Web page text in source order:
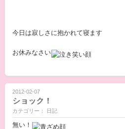
今日は寂しさに抱かれて寝ます
お休みなさい
2012-02-07
ショック！
カテゴリー： 日記
無い！